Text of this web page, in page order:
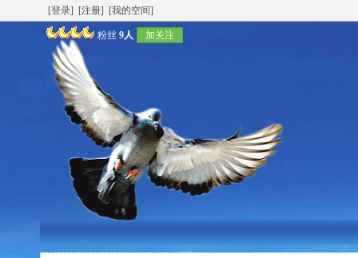
[登录] [注册] [我的空间]
粉丝 9人 加关注